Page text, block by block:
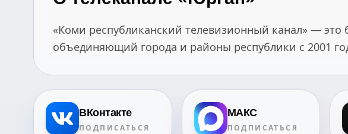
«Коми республиканский телевизионный канал» — это
объединяющий города и районы республики с 2001
ВКонтакте
ПОДПИСАТЬСЯ
МАКС
ПОДПИСАТЬСЯ